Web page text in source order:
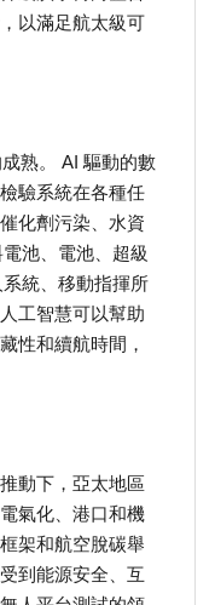
以滿足航太級可
熟。 AI 驅動的數
驗系統在各種任
化劑污染、水資
池、電池、超級
統、移動指揮所
工智慧可以幫助
性和續航時間，
動下，亞太地區
氣化、港口和機
架和航空脫碳舉
到能源安全、互